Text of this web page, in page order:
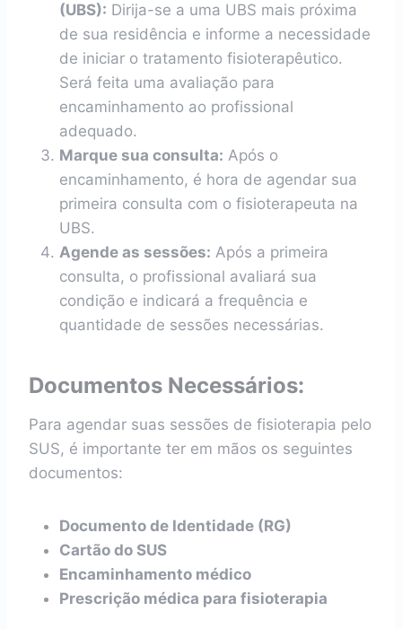
(UBS): Dirija-se a uma UBS mais próxima
de sua residência e informe a necessidade
de iniciar o tratamento fisioterapêutico.
Será feita uma avaliação para
encaminhamento ao profissional
adequado.
Marque sua consulta: Após o
encaminhamento, é hora de agendar sua
primeira consulta com o fisioterapeuta na
UBS.
Agende as sessões: Após a primeira
consulta, o profissional avaliará sua
condição e indicará a frequência e
quantidade de sessões necessárias.
Documentos Necessários:
Para agendar suas sessões de fisioterapia pelo
SUS, é importante ter em mãos os seguintes
documentos:
Documento de Identidade (RG)
Cartão do SUS
Encaminhamento médico
Prescrição médica para fisioterapia